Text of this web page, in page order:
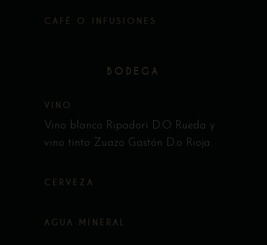
CAFÉ O INFUSIONES
BODEGA
VINO
Vino blanco Ripadori D.O Rueda y
vino tinto Zuazo Gastón D.o Rioja.
CERVEZA
AGUA MINERAL